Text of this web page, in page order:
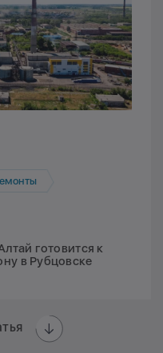
готовится к
в Рубцовске